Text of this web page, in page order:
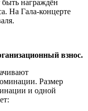
награждён
На Гала-концерте
взнос.
Размер
и одной